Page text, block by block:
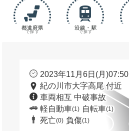
都道府県
で探す
沿線・駅
で探す
2023年11月6日(月)07:50
紀の川市大字高尾 付近
車両相互 中破事故
軽自動車(1) 自転車(1)
死亡(0) 負傷(1)